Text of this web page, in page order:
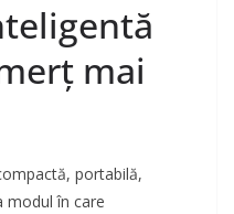
mai
portabilă,
modul în care